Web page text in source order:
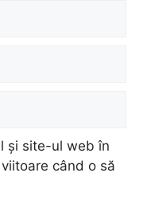
și site-ul web în
când o să